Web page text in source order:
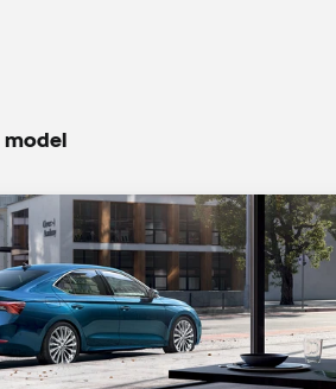
model